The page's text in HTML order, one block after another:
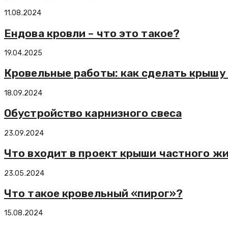
11.08.2024
Ендова кровли – что это такое?
19.04.2025
Кровельные работы: как сделать
18.09.2024
Обустройство карнизного свеса
23.09.2024
Что входит в проект крыши частного
23.05.2024
Что такое кровельный «пирог»?
15.08.2024